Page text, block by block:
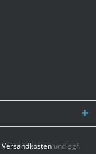
Versandkosten und ggf.